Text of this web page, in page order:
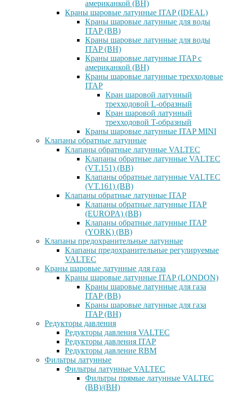
американкой (ВН)
Краны шаровые латунные ITAP (IDEAL)
Краны шаровые латунные для воды
ITAP (ВВ)
Краны шаровые латунные для воды
ITAP (ВН)
Краны шаровые латунные ITAP с
американкой (ВН)
Краны шаровые латунные трехходовые
ITAP
Кран шаровой латунный
трехходовой L-образный
Кран шаровой латунный
трехходовой T-образный
Краны шаровые латунные ITAP MINI
Клапаны обратные латунные
Клапаны обратные латунные VALTEC
Клапаны обратные латунные VALTEC
(VT.151) (ВВ)
Клапаны обратные латунные VALTEC
(VT.161) (ВВ)
Клапаны обратные латунные ITAP
Клапаны обратные латунные ITAP
(EUROPA) (ВВ)
Клапаны обратные латунные ITAP
(YORK) (ВВ)
Клапаны предохранительные латунные
Клапаны предохранительные регулируемые
VALTEC
Краны шаровые латунные для газа
Краны шаровые латунные ITAP (LONDON)
Краны шаровые латунные для газа
ITAP (ВВ)
Краны шаровые латунные для газа
ITAP (ВН)
Редукторы давления
Редукторы давления VALTEC
Редукторы давления ITAP
Редукторы давление RBM
Фильтры латунные
Фильтры латунные VALTEC
Фильтры прямые латунные VALTEC
(ВВ)/(ВН)